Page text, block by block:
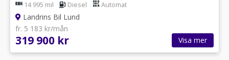
14 995 mil Diesel Automat
Landrins Bil Lund
fr. 5 183 kr/mån
319 900 kr Visa mer